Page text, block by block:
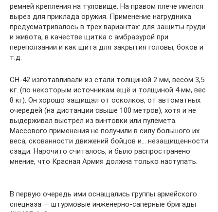
ремней крепления на туловище. На правом плече имелся
вырез для приклада оружия. Применение нагрудника
предусматривалось в трех вариантах: для защиты груди
и живота, в качестве щитка с амбразурой при
переползании и как щита для закрытия головы, боков и
т.д.
СН-42 изготавливали из стали толщиной 2 мм, весом 3,5
кг. (по некоторым источникам ещё и толщиной 4 мм, вес
8 кг). Он хорошо защищал от осколков, от автоматных
очередей (на дистанции свыше 100 метров), хотя и не
выдерживал выстрел из винтовки или пулемета.
Массового применения не получили в силу большого их
веса, скованности движений бойцов и… незащищенности
сзади. Нарочито считалось, и было распространено
мнение, что Красная Армия должна только наступать.
В первую очередь ими оснащались группы армейского
спецназа — штурмовые инженерно-саперные бригады